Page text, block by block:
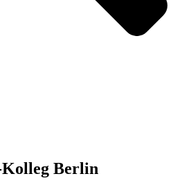
Berlin